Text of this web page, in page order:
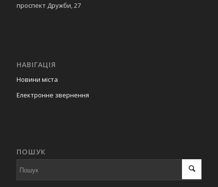
проспект Дружби, 27
НАВІГАЦІЯ
Новини міста
Електронне звернення
ПОШУК